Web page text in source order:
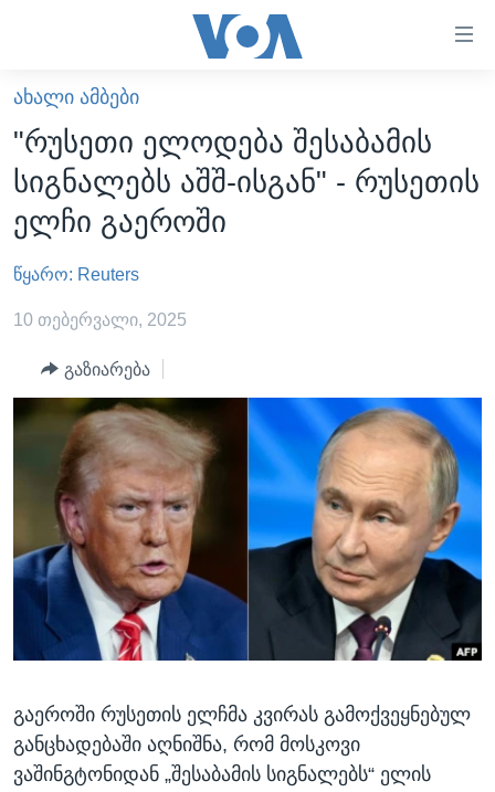
ხელმისაწვდომობისთვის
გადადით
მთავარზე
გადადით
მთავარ
ნავიგაციაზე
გადადით
ძიებაზე
ᲐᲮᲐᲚᲘ ᲐᲛᲑᲔᲑᲘ
ᲡᲐᲥᲐᲠᲗᲕᲔᲚᲝ
ᲐᲨᲨ
ᲐᲨᲨ-ᲘᲡ ᲐᲠᲩᲔᲕᲜᲔᲑᲘ 2024
ᲛᲡᲝᲤᲚᲘᲝ
ᲕᲘᲓᲔᲝᲔᲑᲘ
ᲒᲐᲓᲐᲪᲔᲛᲔᲑᲘ
ᲕᲐᲨᲘᲜᲒᲢᲝᲜᲘ ᲓᲦᲔᲡ
ᲮᲔᲓᲕᲐ ᲕᲐᲨᲘᲜᲒᲢᲝᲜᲘᲓᲐᲜ
ᲡᲢᲣᲓᲘᲐ ᲕᲐᲨᲘᲜᲒᲢᲝᲜᲘ
ᲡᲮᲕᲐ ᲡᲘᲐᲮᲚᲔᲔᲑᲘ
ᲞᲝᲚᲘᲢᲘᲙᲐ
ᲔᲙᲝᲜᲝᲛᲘᲙᲐ
ᲯᲐᲜᲛᲠᲗᲔᲚᲝᲑᲐ
ᲛᲔᲪᲜᲘᲔᲠᲔᲑᲐ
ᲘᲜᲢᲔᲠᲕᲘᲣ
ᲒᲐᲚᲘᲚᲔᲝ
ᲓᲔᲖᲘᲜᲤᲝᲠᲛᲐᲪᲘᲐ
ᲠᲣᲡᲔᲗᲘᲡ ᲨᲔᲭᲠᲐ ᲣᲙᲠᲐᲘᲜᲐᲨᲘ
Learning English
ᲗᲕᲐᲚᲘ ᲒᲕᲐᲓᲔᲕᲜᲔᲗ
ᲐᲮᲐᲚᲘ ᲐᲛᲑᲔᲑᲘ
"რუსეთი ელოდება შესაბამის
სიგნალებს აშშ-ისგან" - რუსეთის
ელჩი გაეროში
წყარო: Reuters
10 თებერვალი, 2025
გაზიარება
გაეროში რუსეთის ელჩმა კვირას გამოქვეყნებულ
განცხადებაში აღნიშნა, რომ მოსკოვი
ვაშინგტონიდან „შესაბამის სიგნალებს“ ელის